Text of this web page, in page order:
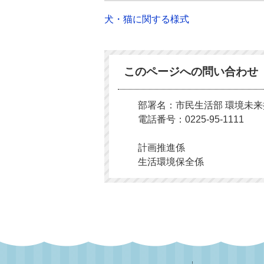
犬・猫に関する様式
このページへの問い合わせ
部署名：市民生活部 環境未
電話番号：0225-95-1111
計画推進係
生活環境保全係